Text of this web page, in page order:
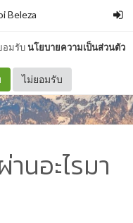
อมรับนโยบายความเป็นส่วนตัว
ไม่ยอมรับ
Beleza
านอะไรมา